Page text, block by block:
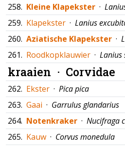
258. Kleine Klapekster ·
259. Klapekster · Lanius
260. Aziatische Klapekster ·
261. Roodkopklauwier · Lanius
kraaien · Corvidae
262. Ekster · Pica pica
263. Gaai · Garrulus glandarius
264. Notenkraker · Nucifraga
265. Kauw · Corvus monedula